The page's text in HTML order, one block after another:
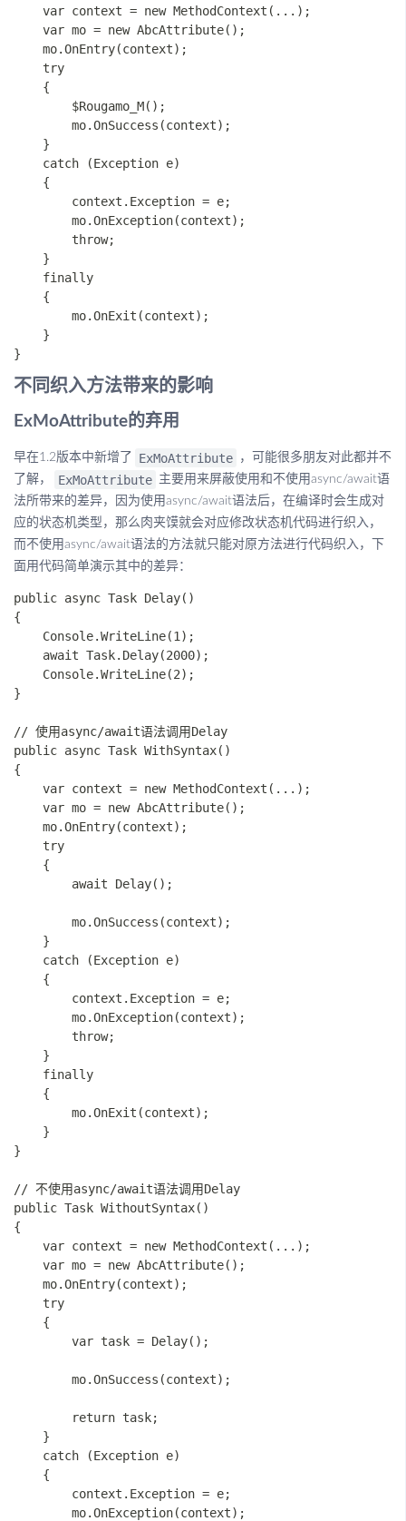
    var context = new MethodContext(...);
    var mo = new AbcAttribute();
    mo.OnEntry(context);
    try
    {
        $Rougamo_M();
        mo.OnSuccess(context);
    }
    catch (Exception e)
    {
        context.Exception = e;
        mo.OnException(context);
        throw;
    }
    finally
    {
        mo.OnExit(context);
    }
不同织入方法带来的影响
ExMoAttribute的弃用
早在1.2版本中新增了 ExMoAttribute
，可能很多朋友对此都并不
了解，
ExMoAttribute 主要用来屏蔽使用和不使用async/await语
法所带来的差异，因为使用async/await语法后，在编译时会生成对
应的状态机类型，那么肉夹馍就会对应修改状态机代码进行织入，
而不使用async/await语法的方法就只能对原方法进行代码织入，下
面用代码简单演示其中的差异：
public async Task Delay()
{
    Console.WriteLine(1);
    await Task.Delay(2000);
    Console.WriteLine(2);
}
// 使用async/await语法调用Delay
public async Task WithSyntax()
{
    var context = new MethodContext(...);
    var mo = new AbcAttribute();
    mo.OnEntry(context);
    try
    {
        await Delay();
        mo.OnSuccess(context);
    }
    catch (Exception e)
    {
        context.Exception = e;
        mo.OnException(context);
        throw;
    }
    finally
    {
        mo.OnExit(context);
    }
}
// 不使用async/await语法调用Delay
public Task WithoutSyntax()
{
    var context = new MethodContext(...);
    var mo = new AbcAttribute();
    mo.OnEntry(context);
    try
    {
        var task = Delay();
        mo.OnSuccess(context);
        return task;
    }
    catch (Exception e)
    {
        context.Exception = e;
        mo.OnException(context);